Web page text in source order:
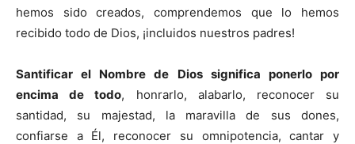
hemos sido creados, comprendemos que lo hemos
recibido todo de Dios, ¡incluidos nuestros padres!
Santificar el Nombre de Dios significa ponerlo por
encima de todo, honrarlo, alabarlo, reconocer su
santidad, su majestad, la maravilla de sus dones,
confiarse a Él, reconocer su omnipotencia, cantar y